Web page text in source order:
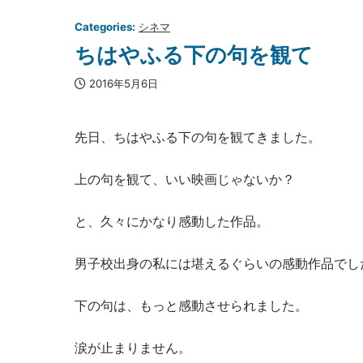
Categories: シネマ
ちはやふる下の句を観て
2016年5月6日
先日、ちはやふる下の句を観てきました。
上の句を観て、いい映画じゃないか？
と、久々にかなり感動した作品。
男子校出身の私には堪えるぐらいの感動作品で
下の句は、もっと感動させられました。
涙が止まりません。